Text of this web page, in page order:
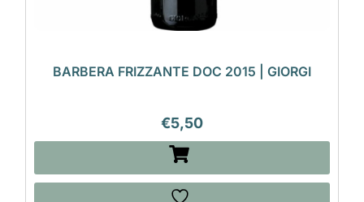
BARBERA FRIZZANTE DOC 2015 | GIORGI
€5,50